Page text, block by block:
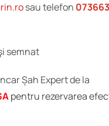
sau telefon
semnat
Șah Expert de la
pentru rezervarea